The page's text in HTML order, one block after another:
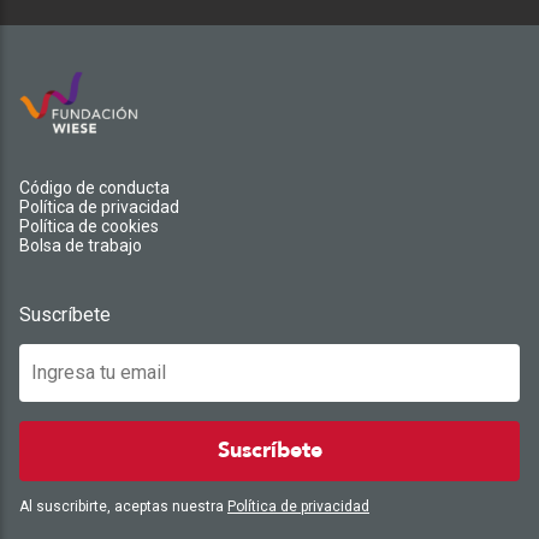
Código de conducta
Política de privacidad
Política de cookies
Bolsa de trabajo
Suscríbete
Suscríbete
Al suscribirte, aceptas nuestra Política de privacidad